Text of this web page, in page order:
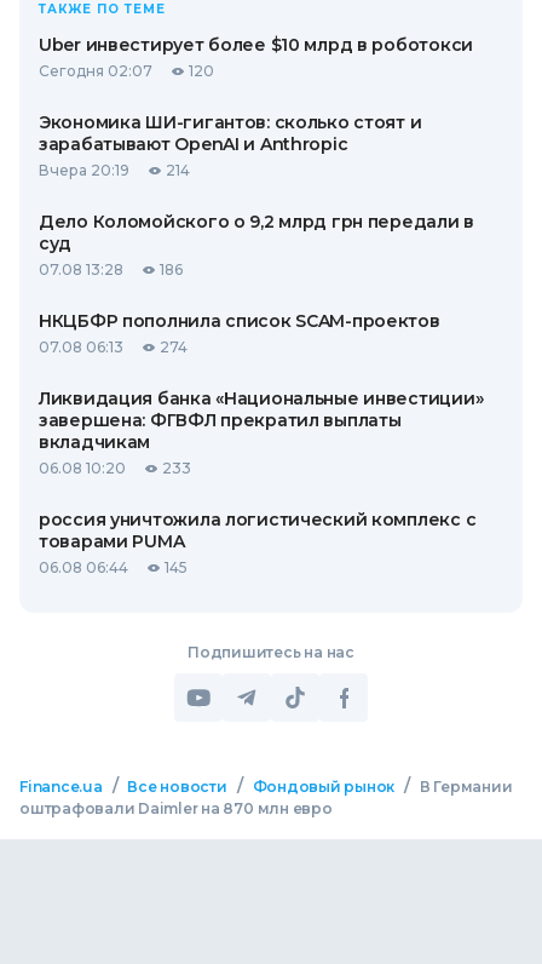
ТАКЖЕ ПО ТЕМЕ
Uber инвестирует более $10 млрд в роботокси
Сегодня 02:07 120
Экономика ШИ-гигантов: сколько стоят и
зарабатывают OpenAI и Anthropic
Вчера 20:19 214
Дело Коломойского о 9,2 млрд грн передали в
суд
07.08 13:28 186
НКЦБФР пополнила список SCAM-проектов
07.08 06:13 274
Ликвидация банка «Национальные инвестиции»
завершена: ФГВФЛ прекратил выплаты
вкладчикам
06.08 10:20 233
россия уничтожила логистический комплекс с
товарами PUMA
06.08 06:44 145
Подпишитесь на нас
Finance.ua / Все новости / Фондовый рынок /
В Германии
оштрафовали Daimler на 870 млн евро